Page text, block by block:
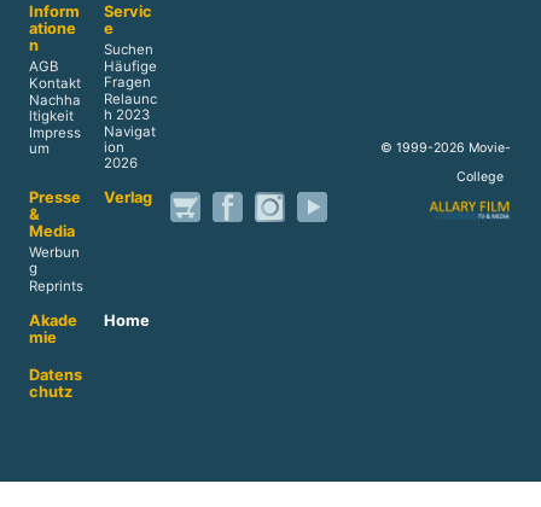
Inform
atione
n
AGB
Kontakt
Nachha
ltigkeit
Impress
um
Servic
e
Suchen
Häufige
Fragen
Relaunc
h 2023
Navigat
ion
2026
Presse
&
Media
Werbun
g
Reprints
Verlag
Akade
mie
Home
Datens
chutz
© 1999-2026 Movie-
College